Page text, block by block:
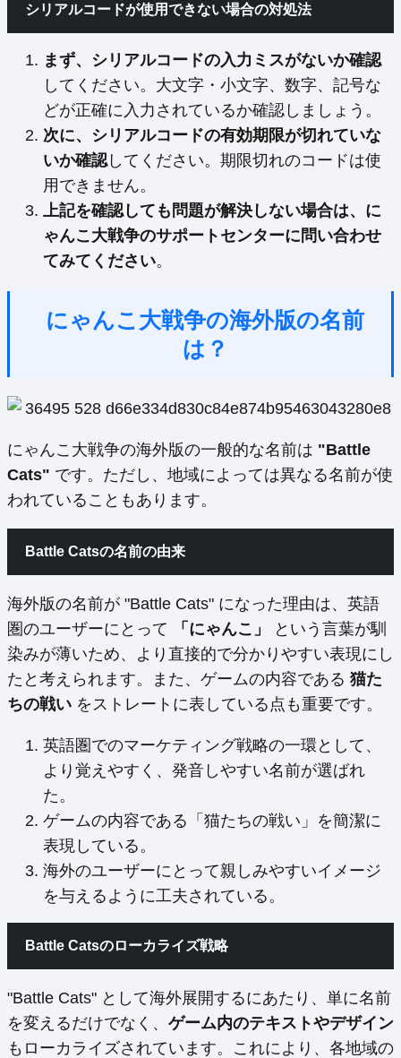
シリアルコードが使用できない場合の対処法
まず、シリアルコードの入力ミスがないか確認
してください。大文字・小文字、数字、記号な
どが正確に入力されているか確認しましょう。
次に、シリアルコードの有効期限が切れていな
いか確認してください。期限切れのコードは使
用できません。
上記を確認しても問題が解決しない場合は、に
ゃんこ大戦争のサポートセンターに問い合わせ
てみてください。
にゃんこ大戦争の海外版の名前
は？
にゃんこ大戦争の海外版の一般的な名前は "Battle
Cats" です。ただし、地域によっては異なる名前が使
われていることもあります。
Battle Catsの名前の由来
海外版の名前が "Battle Cats" になった理由は、英語
圏のユーザーにとって
「にゃんこ」
という言葉が馴
染みが薄いため、より直接的で分かりやすい表現にし
たと考えられます。また、ゲームの内容である 猫た
ちの戦い をストレートに表している点も重要です。
英語圏でのマーケティング戦略の一環として、
より覚えやすく、発音しやすい名前が選ばれ
た。
ゲームの内容である「猫たちの戦い」を簡潔に
表現している。
海外のユーザーにとって親しみやすいイメージ
を与えるように工夫されている。
Battle Catsのローカライズ戦略
"Battle Cats" として海外展開するにあたり、単に名前
を変えるだけでなく、 ゲーム内のテキストやデザイン
もローカライズされています。これにより、各地域の